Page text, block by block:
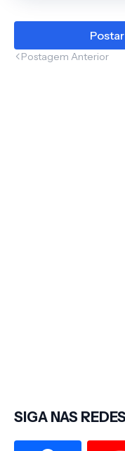
Postagem Anterior
SIGA NAS REDES